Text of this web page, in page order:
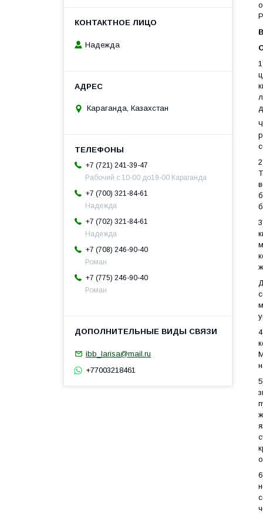
Надежда
Караганда, Казахстан
+7 (721) 241-39-47
Рабочий с 10-00 до19-00 Караганда
+7 (700) 321-84-61
Надежда
+7 (702) 321-84-61
Надежда
+7 (708) 246-90-40
Роман
+7 (775) 246-90-40
Роман
ibb_larisa@mail.ru
+77003218461